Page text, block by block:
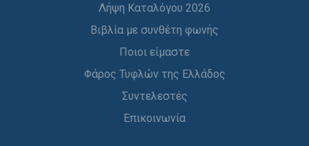
Λήψη Καταλόγου 2026
Βιβλία με συνθέτη φωνής
Ποιοι είμαστε
Φάρος Τυφλών της Ελλάδος
Συντελεστές
Επικοινωνία